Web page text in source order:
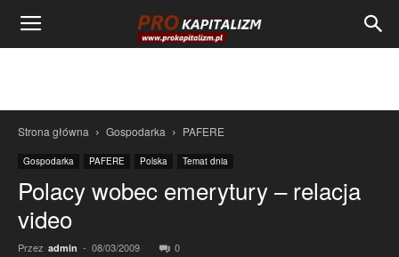
Strona główna Gospodarka PAFERE
Gospodarka PAFERE Polska Temat dnia
Polacy wobec emerytury – relacja
video
Przez admin - 08/03/2009 0